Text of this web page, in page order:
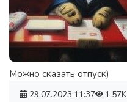
Можно сказать отпуск)
29.07.2023 11:37 1.57K